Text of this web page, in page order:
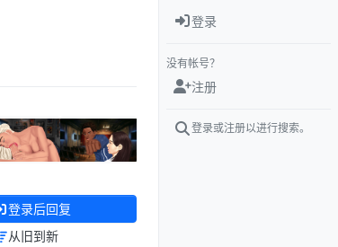
登录后回复
从旧到新
登录
没有帐号？
注册
登录或注册以进行搜索。